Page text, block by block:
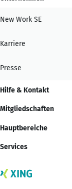
New Work SE
Karriere
Presse
Hilfe & Kontakt
Mitgliedschaften
Hauptbereiche
Services